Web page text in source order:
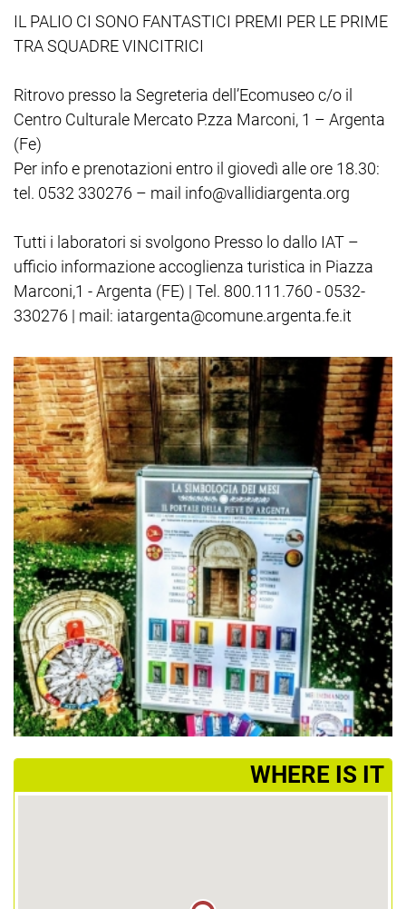
IL PALIO CI SONO FANTASTICI PREMI PER LE PRIME
TRA SQUADRE VINCITRICI
Ritrovo presso la Segreteria dell’Ecomuseo c/o il
Centro Culturale Mercato P.zza Marconi, 1 – Argenta
(Fe)
Per info e prenotazioni entro il giovedì alle ore 18.30:
tel. 0532 330276 – mail info@vallidiargenta.org
Tutti i laboratori si svolgono Presso lo dallo IAT –
ufficio informazione accoglienza turistica in Piazza
Marconi,1 - Argenta (FE) | Tel. 800.111.760 - 0532-
330276 | mail: iatargenta@comune.argenta.fe.it
­WHERE IS IT